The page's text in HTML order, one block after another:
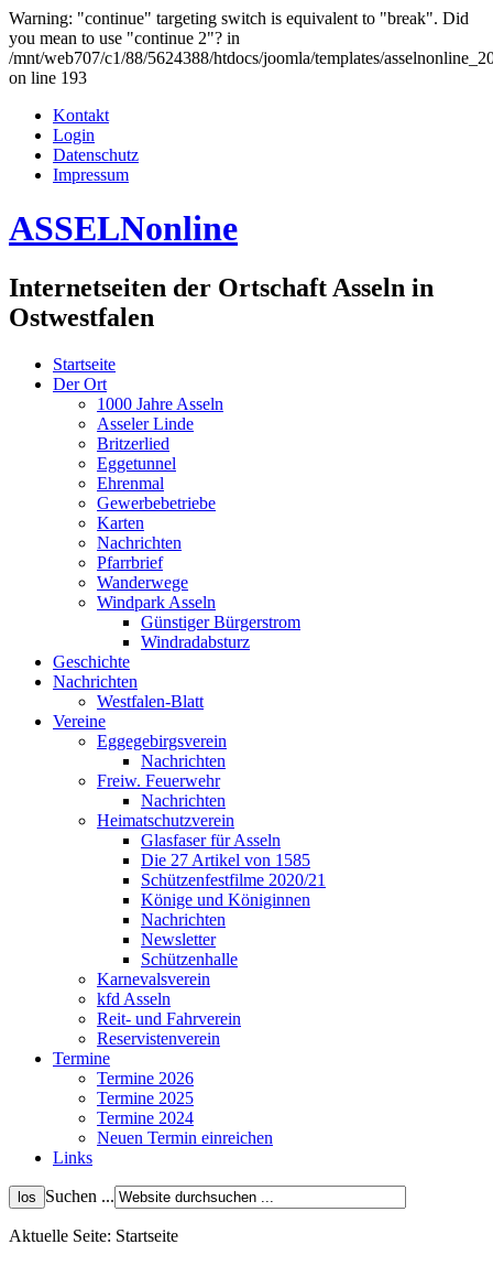
Warning: "continue" targeting switch is equivalent to "break". Did
you mean to use "continue 2"? in
/mnt/web707/c1/88/5624388/htdocs/joomla/templates/
on line 193
Kontakt
Login
Datenschutz
Impressum
ASSELNonline
Internetseiten der Ortschaft Asseln in
Ostwestfalen
Startseite
Der Ort
1000 Jahre Asseln
Asseler Linde
Britzerlied
Eggetunnel
Ehrenmal
Gewerbebetriebe
Karten
Nachrichten
Pfarrbrief
Wanderwege
Windpark Asseln
Günstiger Bürgerstrom
Windradabsturz
Geschichte
Nachrichten
Westfalen-Blatt
Vereine
Eggegebirgsverein
Nachrichten
Freiw. Feuerwehr
Nachrichten
Heimatschutzverein
Glasfaser für Asseln
Die 27 Artikel von 1585
Schützenfestfilme 2020/21
Könige und Königinnen
Nachrichten
Newsletter
Schützenhalle
Karnevalsverein
kfd Asseln
Reit- und Fahrverein
Reservistenverein
Termine
Termine 2026
Termine 2025
Termine 2024
Neuen Termin einreichen
Links
Suchen ...
Aktuelle Seite: Startseite